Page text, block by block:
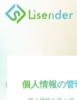
個人情報の管